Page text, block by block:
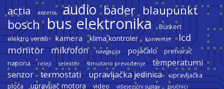
actia antena audio bader blaupunkt
bosch bus elektronika
Bürkert
elektro ventili
kamera klima kontroler konverter
lcd
monitor mikrofon navigacija pojačalo
pretvarač
napona
releji selektor simultano prevođenje
temperaturni
senzor
termostati upravljačka jedinica
upravljačka
ploča
upravljač motora video višejezični sustav zvučnici